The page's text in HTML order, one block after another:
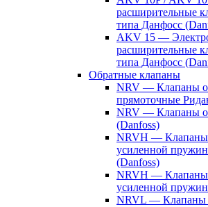
расширительные
типа Данфосс
AKV 15 —
расширительные
типа Данфосс
Обратные клапаны
NRV — Клапаны
прямоточные
NRV — Клапаны
(Danfoss)
NRVH — Клапаны
усиленной
(Danfoss)
NRVH — Клапаны
усиленной
NRVL — Клапаны